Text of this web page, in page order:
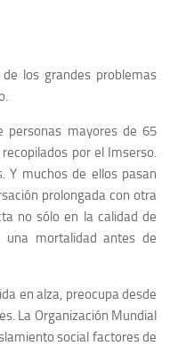
los grandes problemas
personas mayores de 65
por el Imserso.
Y muchos de ellos pasan
prolongada con otra
no sólo en la calidad de
una mortalidad antes de
en alza, preocupa desde
La Organización Mundial
social factores de